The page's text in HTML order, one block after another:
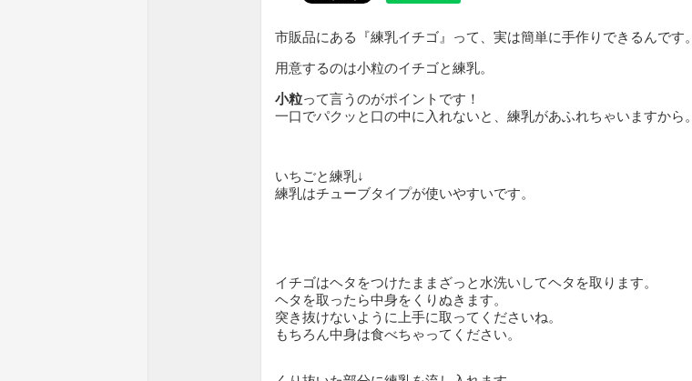
市販品にある『練乳イチゴ』って、実は簡単に手作りできるんです。
用意するのは小粒のイチゴと練乳。
小粒って言うのがポイントです！
一口でパクッと口の中に入れないと、練乳があふれちゃいますから。
いちごと練乳↓
練乳はチューブタイプが使いやすいです。
イチゴはヘタをつけたままざっと水洗いしてヘタを取ります。
ヘタを取ったら中身をくりぬきます。
突き抜けないように上手に取ってくださいね。
もちろん中身は食べちゃってください。